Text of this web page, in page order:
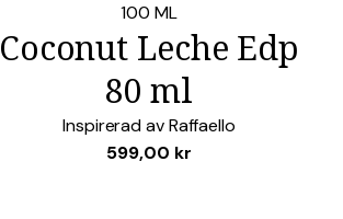
100 ML
Coconut Leche Edp
80 ml
Inspirerad avRaffaello
599,00 kr